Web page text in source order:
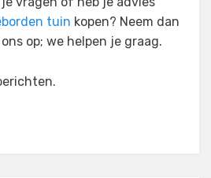
tuin kopen? Neem dan
op; we helpen je graag.